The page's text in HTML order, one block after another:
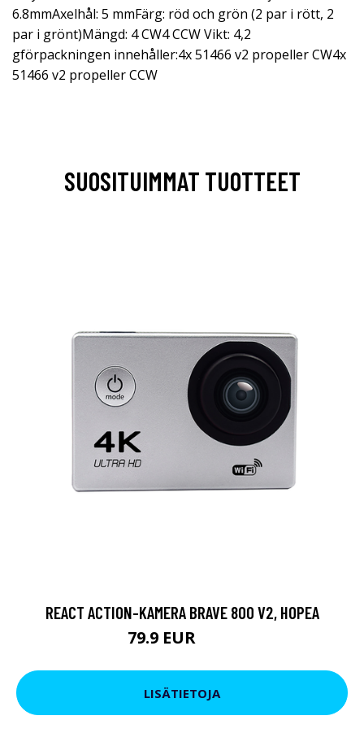
6.8mmAxelhål: 5 mmFärg: röd och grön (2 par i rött, 2
par i grönt)Mängd: 4 CW4 CCW Vikt: 4,2
gförpackningen innehåller:4x 51466 v2 propeller CW4x
51466 v2 propeller CCW
SUOSITUIMMAT TUOTTEET
REACT ACTION-KAMERA BRAVE 800 V2, HOPEA
79.9 EUR
LISÄTIETOJA